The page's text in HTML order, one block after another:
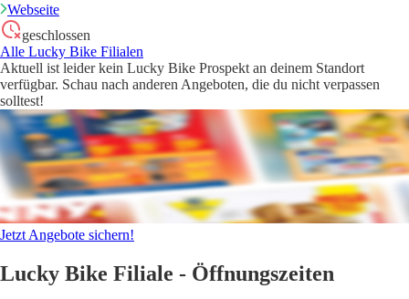
Webseite
geschlossen
Alle Lucky Bike Filialen
Aktuell ist leider kein Lucky Bike Prospekt an deinem Standort
verfügbar. Schau nach anderen Angeboten, die du nicht verpassen
solltest!
Jetzt Angebote sichern!
Lucky Bike Filiale - Öffnungszeiten